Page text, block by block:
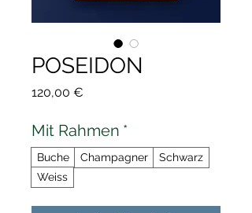
POSEIDON
120,00 €
Mit Rahmen *
Buche Champagner
Schwarz
Weiss